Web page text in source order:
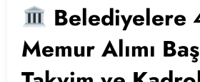
Belediyelere
Memur Alımı